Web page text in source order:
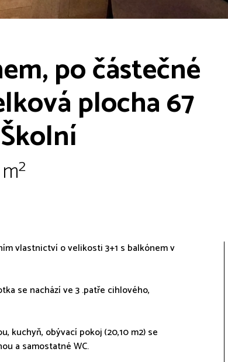
po částečné
plocha 67
vlastnictví o velikosti 3+1 s balkónem v
se nachází ve 3 .patře cihlového,
kuchyň, obývací pokoj (20,10 m2) se
a samostatné WC.